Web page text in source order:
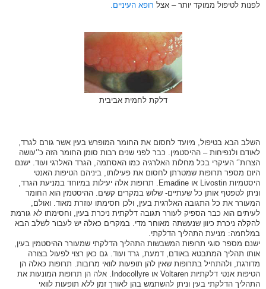
לפנות לטיפול ממוקד יותר – אצל רופא העיניים.
דלקת לחמית אביבית
השלב הבא בטיפול, מיועד לחסום את החומר המופרש בעין אשר גורם לגרד,
לאודם ולנפיחות – ההיסטמין. כבר לפני שנים רבות סומן החומר הזה כ’‘עושה
הצרות’‘ העיקרי בכל מחלות האלרגיה כמו האסתמה, הגרד האלרגי ועוד. ישנם
היום מספר תרופות שמטרתן לחסום את פעילותו, ביניהם הטיפות האנטי
היסטמיות Livostin או Emadine. תרופות אלה יעילות במיוחד במניעת הגרד,
וניתן לטפטף אותן כל שעתיים- שלוש במקרים קשים. ההיסטמין הוא החומר
המעורר את כל התגובה האלרגית בעין, ולכן חסימתו עוזרת מאוד. ואולם,
לעיתים הוא כבר הספיק לעורר תגובה דלקתית ניכרת בעין, וחסימתו לא גורמת
להקלה ניכרת כיוון שנעשתה מאוחר מדי. במקרים כאלה יש לעבור לשלב הבא
במלחמה: מניעת התהליך הדלקתי.
ישנם מספר סוגי תרופות המשבשות התהליך הדלקתי שמעורר ההיסטמין בעין,
אותו תהליך המתבטא באודם, דמעת, גרד ועוד. גם כאן רצוי לפעול בצורה
מדורגת, ולהתחיל בתרופות שאין להן תופעות לוואי מרובות. תרופות כאלה הן
הטיפות אנטי דלקתיות Voltaren או Indocollyre. אלה הן תרופות המונעות את
התהליך הדלקתי בעין וניתן להשתמש בהן לאורך זמן ללא תופעות לוואי